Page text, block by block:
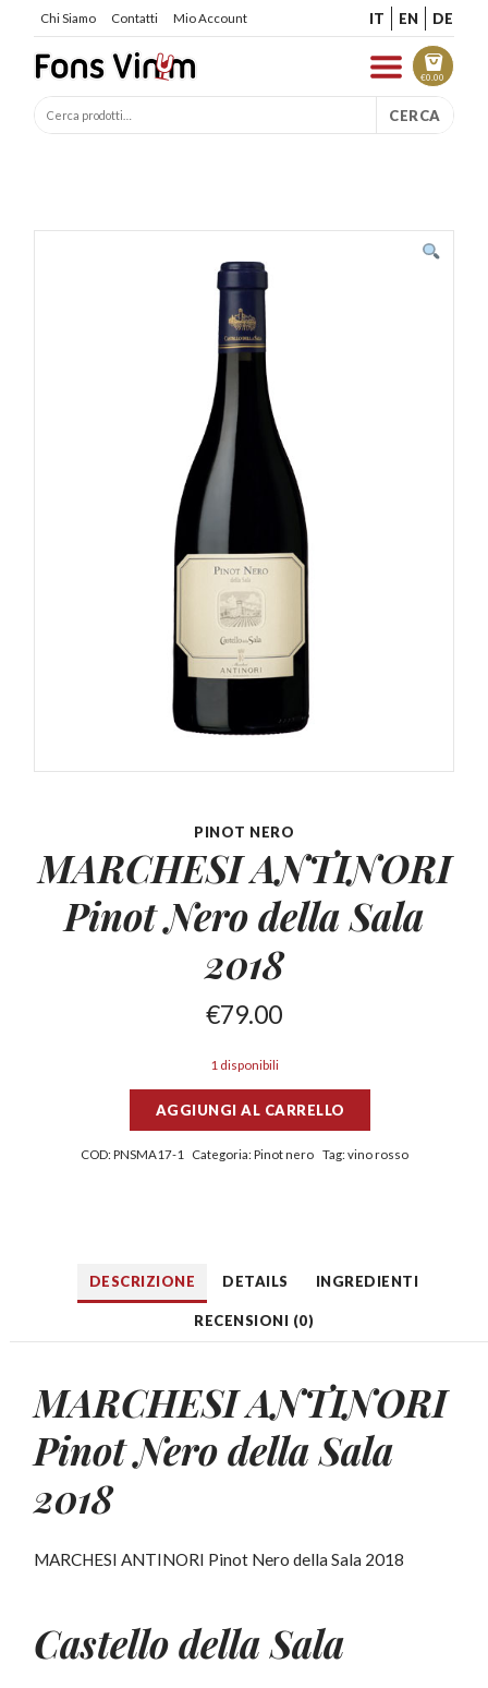
Chi Siamo Contatti Mio Account IT EN DE
€0.00
CERCA
PINOT NERO
MARCHESI ANTINORI
PinotNero della Sala
2018
€79.00
1 disponibili
AGGIUNGI AL CARRELLO
COD: PNSMA17-1 Categoria: Pinot nero Tag: vino rosso
DESCRIZIONE DETAILS INGREDIENTI
RECENSIONI (0)
MARCHESI ANTINORI
Pinot Nero della Sala
2018
MARCHESI ANTINORI Pinot Nero della Sala 2018
Castello della Sala